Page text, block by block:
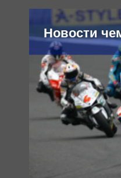
Новости